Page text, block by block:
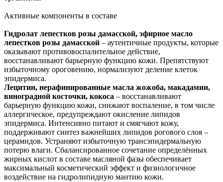
Активные компоненты в составе
Гидролат лепестков розы дамасской, эфирное масло
лепестков розы дамасской – аутентичные продукты, которые
оказывают противовоспалительное действие,
восстанавливают барьерную функцию кожи. Препятствуют
избыточному ороговению, нормализуют деление клеток
эпидермиса.
Лецитин, нерафинированные масла жожоба, макадамии,
виноградной косточки, кокоса – восстанавливают
барьерную функцию кожи, снижают воспаление, в том числе
аллергическое, предупреждают окисление липидов
эпидермиса. Интенсивно питают и смягчают кожу,
поддерживают синтез важнейших липидов рогового слоя –
церамидов. Устраняют избыточную трансэпидермальную
потерю влаги. Сбалансированное сочетание определённых
жирных кислот в составе масляной фазы обеспечивает
максимальный косметический эффект и физиологичное
воздействие на гидролипидную мантию кожи.